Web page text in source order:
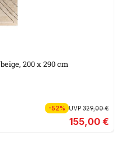
200 x 290 cm
-52% UVP329,00 €
155,00 €